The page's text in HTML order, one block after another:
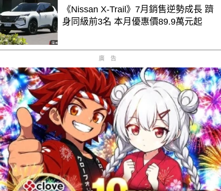
《Nissan X-Trail》7月銷售逆勢成長 躋
身同級前3名 本月優惠價89.9萬元起
廣告